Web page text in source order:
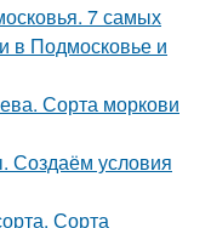
7 самых
в Подмосковье и
Сорта моркови
Создаём условия
Сорта